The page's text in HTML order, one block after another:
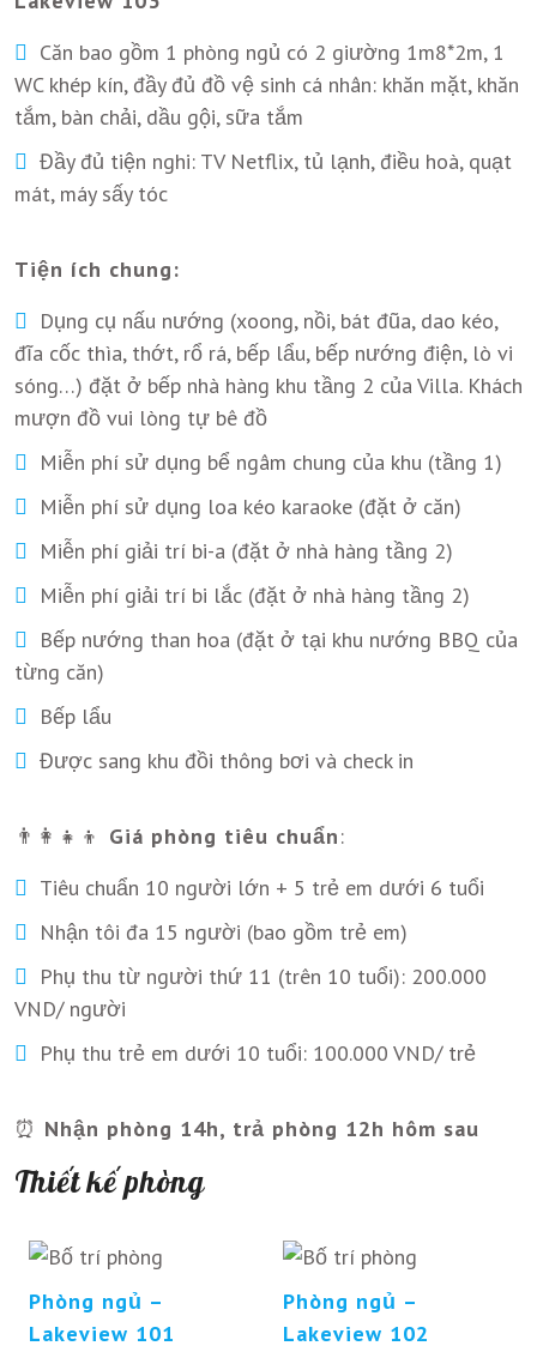
Căn bao gồm 1 phòng ngủ có 2 giường 1m8*2m, 1
WC khép kín, đầy đủ đồ vệ sinh cá nhân: khăn mặt, khăn
tắm, bàn chải, dầu gội, sữa tắm
Đầy đủ tiện nghi: TV Netflix, tủ lạnh, điều hoà, quạt
mát, máy sấy tóc
Tiện ích chung:
Dụng cụ nấu nướng (xoong, nồi, bát đũa, dao kéo,
đĩa cốc thìa, thớt, rổ rá, bếp lẩu, bếp nướng điện, lò vi
sóng…) đặt ở bếp nhà hàng khu tầng 2 của Villa. Khách
mượn đồ vui lòng tự bê đồ
Miễn phí sử dụng bể ngâm chung của khu (tầng 1)
Miễn phí sử dụng loa kéo karaoke (đặt ở căn)
Miễn phí giải trí bi-a (đặt ở nhà hàng tầng 2)
Miễn phí giải trí bi lắc (đặt ở nhà hàng tầng 2)
Bếp nướng than hoa (đặt ở tại khu nướng BBQ của
từng căn)
Bếp lẩu
Được sang khu đồi thông bơi và check in
👨‍👩‍👧‍👦 Giá phòng tiêu chuẩn:
Tiêu chuẩn 10 người lớn + 5 trẻ em dưới 6 tuổi
Nhận tôi đa 15 người (bao gồm trẻ em)
Phụ thu từ người thứ 11 (trên 10 tuổi): 200.000
VND/ người
Phụ thu trẻ em dưới 10 tuổi: 100.000 VND/ trẻ
⏰ Nhận phòng 14h, trả phòng 12h hôm sau
Thiết kế phòng
Phòng ngủ –
Lakeview 101
Phòng ngủ –
Lakeview 102